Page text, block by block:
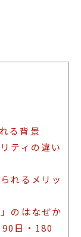
る背景
ティの違い
れるメリッ
のはなぜか
日・180